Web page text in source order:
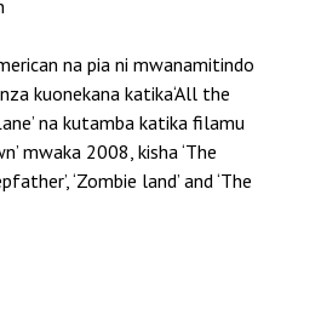
na pia ni mwanamitindo
kuonekana katika‘All the
na kutamba katika filamu
mwaka 2008, kisha ‘The
‘Zombie land’ and ‘The